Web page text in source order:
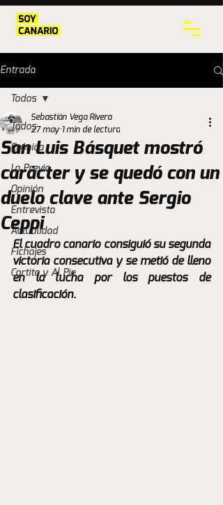
Entrada
Todos
Crónica
La Previa
Opinión
Entrevista
Actualidad
Fichajes
Cortita y Al Pie
Todos
San Luis Básquet mostró
carácter y se quedó con un
duelo clave ante Sergio
Ceppi
Sebastián Vega Rivera
27 may 1 min de lectura
El cuadro canario consiguió su segunda
victoria consecutiva y se metió de lleno
en la lucha por los puestos de
clasificación.